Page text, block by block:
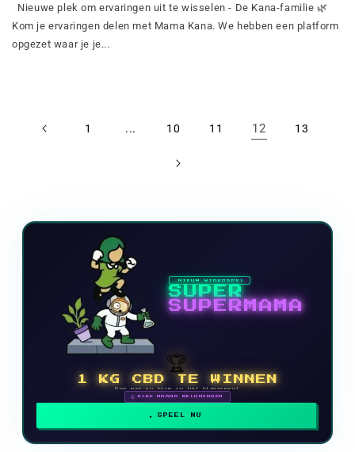
Nieuwe plek om ervaringen uit te wisselen - De Kana-familie 🌿
Kom je ervaringen delen met Mama Kana. We hebben een platform
opgezet waar je je...
1 ... 10 11 12 13
NIEUW VIDEOSPEL
SUPER
SUPERMAMA
🏆
1 KG CBD TE WINNEN
Doe mee en klim in het klassement
🗓 ELKE MAAND BELONINGEN
SPEEL NU